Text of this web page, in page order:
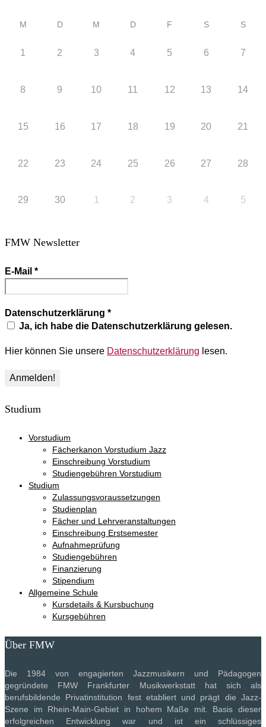
M D M D F S S
1 2 3 4 5 6 7
8 9 10 11 12 13 14
15 16 17 18 19 20 21
22 23 24 25 26 27 28
29 30 1 2 3 4 5
FMW Newsletter
E-Mail *
Datenschutzerklärung *
Ja, ich habe die Datenschutzerklärung gelesen.
Hier können Sie unsere Datenschutzerklärung lesen.
Studium
Vorstudium
Fächerkanon Vorstudium Jazz
Einschreibung Vorstudium
Studiengebühren Vorstudium
Studium
Zulassungsvoraussetzungen
Studienplan
Fächer und Lehrveranstaltungen
Einschreibung Erstsemester
Aufnahmeprüfung
Studiengebühren
Finanzierung
Stipendium
Allgemeine Schule
Kursdetails & Kursbuchung
Kursgebühren
Über FMW
Die 1984 von engagierten Jazzmusikern und Pädagogen
gegründete FMW Frankfurter Musikwerkstatt hat sich als
berufsbildende Privatinstitution fest etabliert und prägt die Jazz-
Szene im Rhein-Main-Gebiet in hohem Maße mit. Basis dieser
erfolgreichen Entwicklung war und ist ein schlüssiges